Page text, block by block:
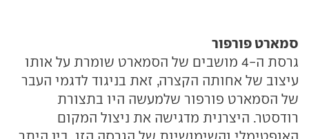
סמארט פורפור
גרסת ה-4 מושבים של הסמארט שומרת על אותו
עיצוב של אחותה הקצרה, זאת בניגוד לדגמי העבר
של הסמארט פורפור שלמעשה היו בתצורת
רודסטר. היצרנית מדגישה את ניצול המקום